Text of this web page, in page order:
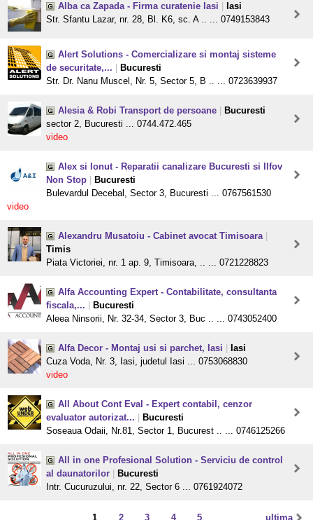
Alba ca Zapada - Firma curatenie Iasi
Iasi
Str. Sfantu Lazar, nr. 28, Bl. K6, sc. A .. ... 0749153843
Alert Solutions - Comercializare si montaj sisteme
de securitate,...
Bucuresti
Str. Dr. Nanu Muscel, Nr. 5, Sector 5, B .. ... 0723639937
Alesia & Robi Transport de persoane
Bucuresti
sector 2, Bucuresti ... 0744.472.465
video
Alex si Ionut - Reparatii canalizare Bucuresti si Ilfov
Non Stop
Bucuresti
Bulevardul Decebal, Sector 3, Bucuresti ... 0767561530
video
Alexandru Musatoiu - Cabinet avocat Timisoara
Timis
Piata Victoriei, nr. 1 ap. 9, Timisoara, .. ... 0721228823
Alfa Accounting Expert - Contabilitate, consultanta
fiscala,...
Bucuresti
Aleea Ninsorii, Nr. 32-34, Sector 3, Buc .. ... 0743052400
Alfa Decor - Montaj usi si parchet, Iasi
Iasi
Cuza Voda, Nr. 3, Iasi, judetul Iasi ... 0753068830
video
All About Cont Eval - Expert contabil, cenzor
evaluator autorizat...
Bucuresti
Soseaua Odaii, Nr.81, Sector 1, Bucurest .. ... 0746125266
All in one Profesional Solution - Serviciu de control
al daunatorilor
Bucuresti
Intr. Cucuruzului, nr. 22, Sector 6 ... 0761924072
ultima
1 2 3 4 5